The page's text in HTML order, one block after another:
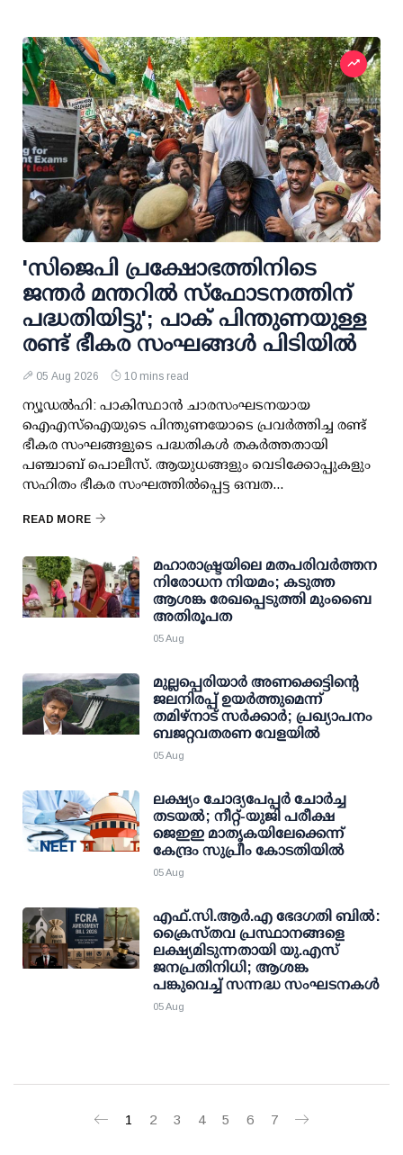
'സിജെപി പ്രക്ഷോഭത്തിനിടെ
ജന്തര്‍ മന്തറില്‍ സ്ഫോടനത്തിന്
പദ്ധതിയിട്ടു'; പാക് പിന്തുണയുള്ള
രണ്ട് ഭീകര സംഘങ്ങള്‍ പിടിയില്‍
05 Aug 2026 10 mins read
ന്യൂഡല്‍ഹി: പാകിസ്ഥാന്‍ ചാരസംഘടനയായ
ഐഎസ്ഐയുടെ പിന്തുണയോടെ പ്രവര്‍ത്തിച്ച രണ്ട്
ഭീകര സംഘങ്ങളുടെ പദ്ധതികള്‍ തകര്‍ത്തതായി
പഞ്ചാബ് പൊലീസ്. ആയുധങ്ങളും വെടിക്കോപ്പുകളും
സഹിതം ഭീകര സംഘത്തില്‍പ്പെട്ട ഒമ്പത...
READ MORE
മഹാരാഷ്ട്രയിലെ മതപരിവർത്തന
നിരോധന നിയമം; കടുത്ത
ആശങ്ക രേഖപ്പെടുത്തി മുംബൈ
അതിരൂപത
05 Aug
മുല്ലപ്പെരിയാര്‍ അണക്കെട്ടിന്റെ
ജലനിരപ്പ് ഉയര്‍ത്തുമെന്ന്
തമിഴ്‌നാട് സര്‍ക്കാര്‍; പ്രഖ്യാപനം
ബജറ്റവതരണ വേളയില്‍
05 Aug
ലക്ഷ്യം ചോദ്യപേപ്പര്‍ ചോര്‍ച്ച
തടയല്‍; നീറ്റ്-യുജി പരീക്ഷ
ജെഇഇ മാതൃകയിലേക്കെന്ന്
കേന്ദ്രം സുപ്രീം കോടതിയില്‍
05 Aug
എഫ്.സി.ആര്‍.എ ഭേദഗതി ബില്‍:
ക്രൈസ്തവ പ്രസ്ഥാനങ്ങളെ
ലക്ഷ്യമിടുന്നതായി യു.എസ്
ജനപ്രതിനിധി; ആശങ്ക
പങ്കുവെച്ച് സന്നദ്ധ സംഘടനകള്‍
05 Aug
1 2 3 4 5 6 7